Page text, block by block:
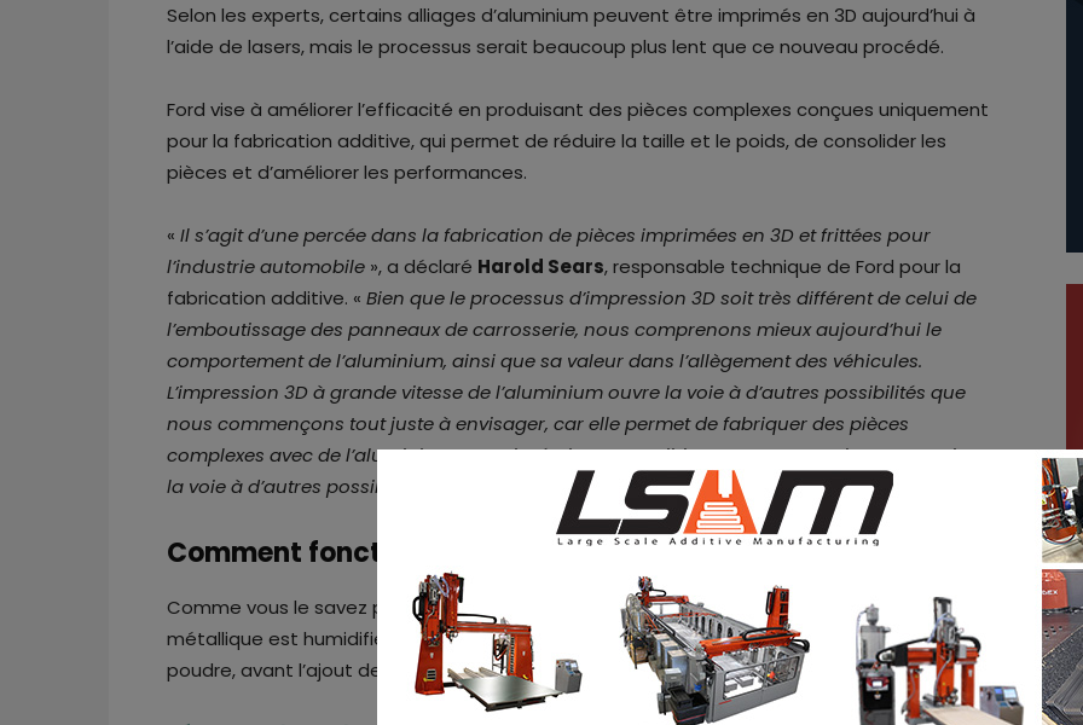
Selon les experts, certains alliages d’aluminium peuvent être imprimés en 3D aujourd’hui à
l’aide de lasers, mais le processus serait beaucoup plus lent que ce nouveau procédé.
Ford vise à améliorer l’efficacité en produisant des pièces complexes conçues uniquement
pour la fabrication additive, qui permet de réduire la taille et le poids, de consolider les
pièces et d’améliorer les performances.
« Il s’agit d’une percée dans la fabrication de pièces imprimées en 3D et frittées pour
l’industrie automobile », a déclaré Harold Sears, responsable technique de Ford pour la
fabrication additive. « Bien que le processus d’impression 3D soit très différent de celui de
l’emboutissage des panneaux de carrosserie, nous comprenons mieux aujourd’hui le
comportement de l’aluminium, ainsi que sa valeur dans l’allègement des véhicules.
L’impression 3D à grande vitesse de l’aluminium ouvre la voie à d’autres possibilités que
nous commençons tout juste à envisager, car elle permet de fabriquer des pièces
complexes avec de l’aluminium, ce qui n’était pas possible auparavant. Cela ouvre vraiment
la voie à d’autres possibilités
Comment fonctionne le nouveau procédé ?
Comme vous le savez peut-être, dans un procédé de projection de liant, la poudre
métallique est humidifiée dans un but précis par un liant liquide. Le liant est appliqué sur la
poudre, avant l’ajout de la couche suivante.